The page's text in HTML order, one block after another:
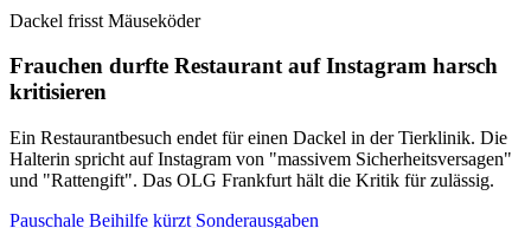
Dackel frisst Mäuseköder
Frauchen durfte Restaurant auf Instagram harsch
kritisieren
Ein Restaurantbesuch endet für einen Dackel in der Tierklinik. Die
Halterin spricht auf Instagram von "massivem Sicherheitsversagen"
und "Rattengift". Das OLG Frankfurt hält die Kritik für zulässig.
Pauschale Beihilfe kürzt Sonderausgaben